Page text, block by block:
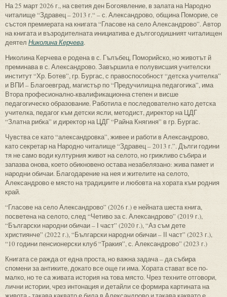
На 25 март 2026 г., на светия ден Богоявление, в залата на Народно
читалище “Здравец – 2013 г.“ – с. Александрово, община Поморие, се
състоя премиерата на книгата “Гласове на село Александрово”. Автор
на книгата и възродителната инициатива е дългогодишният читалищен
деятел Николина Керчева.
Николина Керчева е родена в с. Гълъбец, Поморийско, но животът й
преминава в с. Александрово. Завършила е полувисшия учителски
институт “Хр. Ботев”, гр. Бургас, с правоспособност “детска учителка”
и ВПИ – Благоевград, магистър по “Предучилищна педагогика”, има
Втора професионално-квалификационна степен и висше
педагогическо образование. Работила е последователно като детска
учителка, педагог към детски ясли, методист, директор на ЦДГ
“Златна рибка” и директор на ЦДГ “Райна Княгиня” в гр. Бургас.
Чувства се като “александровка”, живее и работи в Александрово,
като секретар на Народно читалище “Здравец – 2013 г.”. Дълги години
тя не само води културния живот на селото, но грижливо събира и
запазва онова, което обикновено остава незабелязано: жива памет и
народни обичаи. Благодарение на нея и жителите на селото,
Александрово е място на традициите и любовта на хората към родния
край.
“Гласове на село Александрово” (2026 г.) е нейната шеста книга,
посветена на селото, след “Четиво за с. Александрово” (2019 г.),
“Български народни обичаи – І част” (2020 г.), “Аз съм дете
християнче” (2022 г.), “Български народни обичаи – ІІ част” (2023 г.),
“10 години пенсионерски клуб “Тракия”, с. Александрово” (2023 г.)
Книгата се ражда от една проста, но важна задача – да събира
спомени за антиките, докато все още ги има. Хората стават все по-
малко, но те са живата история на това място. Чрез техните отговори,
лични истории, чрез интонация и детайли се формира картината на